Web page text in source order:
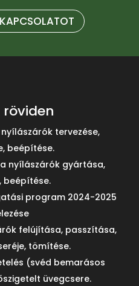
röviden
tervezése,
beépítése.
nyílászárók gyártása,
beépítése.
program 2024-2025
felújítása, passzítása,
tömítése.
(svéd bemarásos
üvegcsere.